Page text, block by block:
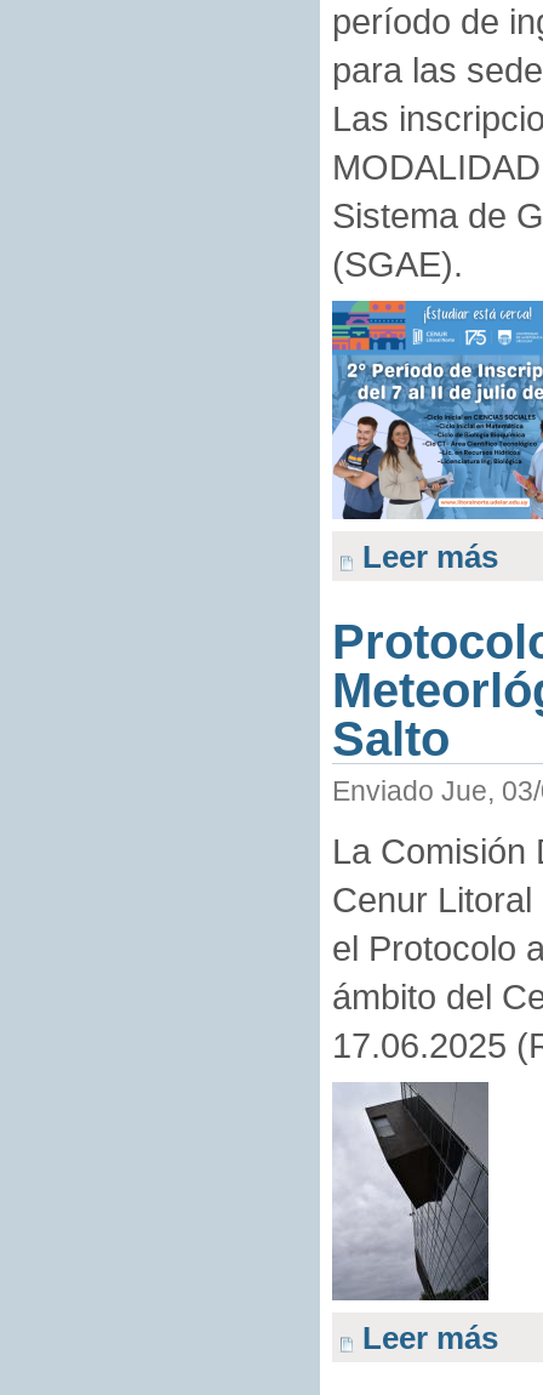
período de
para las
Las
Sistema de
(SGAE).
Leer más
Salto
Enviado Jue,
La Comisión
Cenur
el Protocolo
ámbito del
17.06.2025
Leer más